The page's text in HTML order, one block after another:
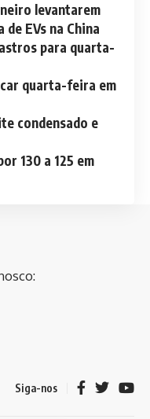
levantarem
EVs na China
para quarta-
quarta-feira em
condensado e
130 a 125 em
Siga-nos